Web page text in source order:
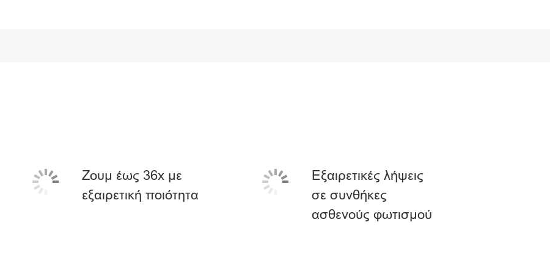
Ζουμ έως 36x με
εξαιρετική ποιότητα
Εξαιρετικές λήψεις
σε συνθήκες
ασθενούς φωτισμού